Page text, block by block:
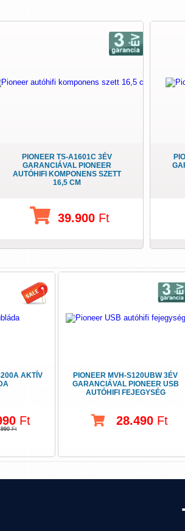
PIONEER TS-A1601C 3ÉV
GARANCIÁVAL PIONEER
AUTÓHIFI KOMPONENS SZETT
16,5 CM
39.900 Ft
AKTÍV
Ft
Ft
PIONEER MVH-S120UBW 3ÉV
GARANCIÁVAL PIONEER USB
AUTÓHIFI FEJEGYSÉG
28.490 Ft